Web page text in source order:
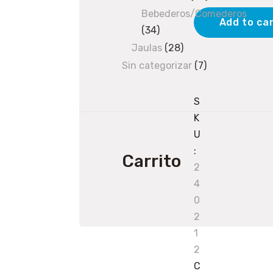
permetrina
60cm
Add to
S
K
U
:
2
4
0
2
1
2
C
products
Bebederos/Comederos
3434
products
Jaulas 2828
products
Sin categorizar 77
Carrito